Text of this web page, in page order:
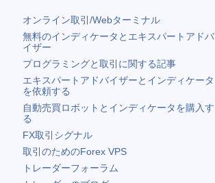
オンライン取引/Webターミナル
無料のインディケータとエキスパートアドバ
イザー
プログラミングと取引に関する記事
エキスパートアドバイザーとインディケータ
を依頼する
自動売買ロボットとインディケータを購入す
る
FX取引シグナル
取引のためのForex VPS
トレーダーフォーラム